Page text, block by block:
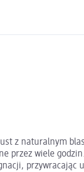
z naturalnym
wiele
przywracając